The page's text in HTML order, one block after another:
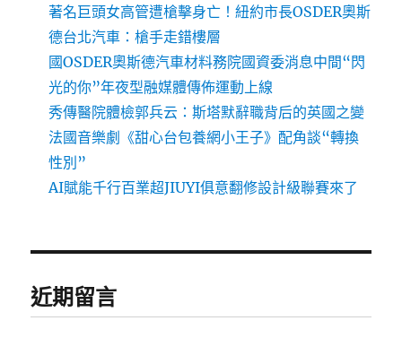
著名巨頭女高管遭槍擊身亡！紐約市長OSDER奧斯
德台北汽車：槍手走錯樓層
國OSDER奧斯德汽車材料務院國資委消息中間“閃
光的你”年夜型融媒體傳佈運動上線
秀傳醫院體檢郭兵云：斯塔默辭職背后的英國之變
法國音樂劇《甜心台包養網小王子》配角談“轉換
性別”
AI賦能千行百業超JIUYI俱意翻修設計級聯賽來了
近期留言